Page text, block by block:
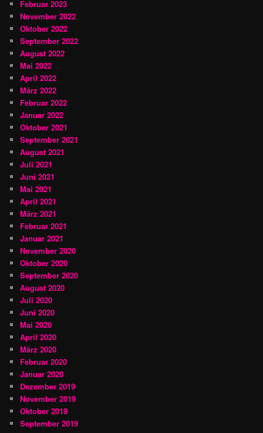
Februar 2023
November 2022
Oktober 2022
September 2022
August 2022
Mai 2022
April 2022
März 2022
Februar 2022
Januar 2022
Oktober 2021
September 2021
August 2021
Juli 2021
Juni 2021
Mai 2021
April 2021
März 2021
Februar 2021
Januar 2021
November 2020
Oktober 2020
September 2020
August 2020
Juli 2020
Juni 2020
Mai 2020
April 2020
März 2020
Februar 2020
Januar 2020
Dezember 2019
November 2019
Oktober 2019
September 2019